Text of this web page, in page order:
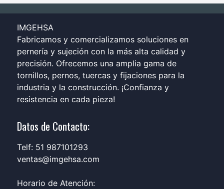
IMGEHSA
Fabricamos y comercializamos soluciones en
pernería y sujeción con la más alta calidad y
precisión. Ofrecemos una amplia gama de
tornillos, pernos, tuercas y fijaciones para la
industria y la construcción. ¡Confianza y
resistencia en cada pieza!
Datos de Contacto:
Telf: 51 987101293
ventas@imgehsa.com
Horario de Atención: